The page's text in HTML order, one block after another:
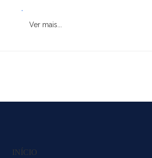
.
Ver mais...
INÍCIO